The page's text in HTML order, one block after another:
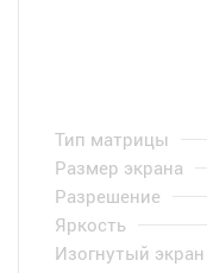
Тип матрицы
Размер экрана
Разрешение
Яркость
Изогнутый экран